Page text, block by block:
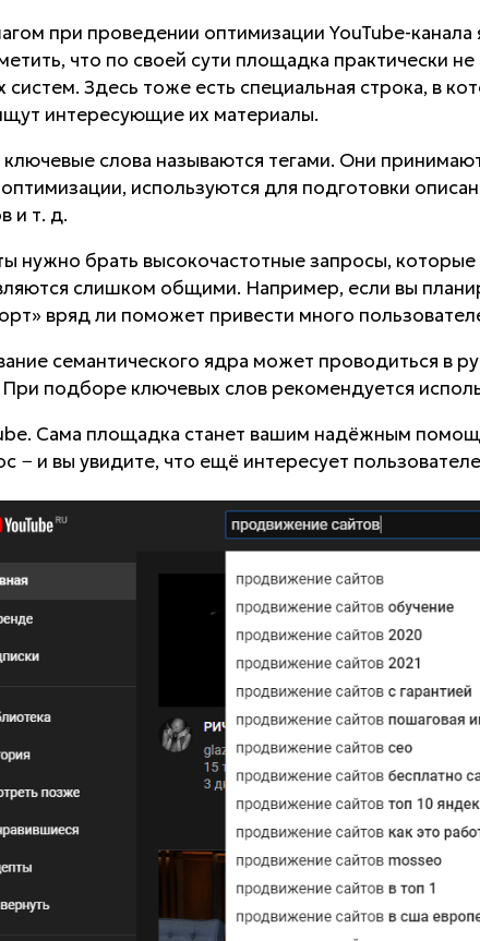
при проведении оптимизации YouTube-канала
что по своей сути площадка практически
систем. Здесь тоже есть специальная строка, в
интересующие их материалы.
ключевые слова называются тегами. Они
используются для подготовки
и т. д.
нужно брать высокочастотные запросы,
слишком общими. Например, если вы
вряд ли поможет привести много
семантического ядра может проводиться в
При подборе ключевых слов рекомендуется
Сама площадка станет вашим надёжным
− и вы увидите, что ещё интересует